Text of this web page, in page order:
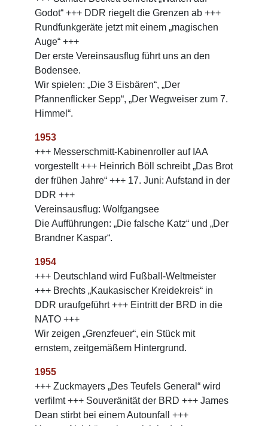
Godot“ +++ DDR riegelt die Grenzen ab +++
Rundfunkgeräte jetzt mit einem „magischen
Auge“ +++
Der erste Vereinsausflug führt uns an den
Bodensee.
Wir spielen: „Die 3 Eisbären“, „Der
Pfannenflicker Sepp“, „Der Wegweiser zum 7.
Himmel“.
1953
+++ Messerschmitt-Kabinenroller auf IAA
vorgestellt +++ Heinrich Böll schreibt „Das Brot
der frühen Jahre“ +++ 17. Juni: Aufstand in der
DDR +++
Vereinsausflug: Wolfgangsee
Die Aufführungen: „Die falsche Katz“ und „Der
Brandner Kaspar“.
1954
+++ Deutschland wird Fußball-Weltmeister
+++ Brechts „Kaukasischer Kreidekreis“ in
DDR uraufgeführt +++ Eintritt der BRD in die
NATO +++
Wir zeigen „Grenzfeuer“, ein Stück mit
ernstem, zeitgemäßem Hintergrund.
1955
+++ Zuckmayers „Des Teufels General“ wird
verfilmt +++ Souveränität der BRD +++ James
Dean stirbt bei einem Autounfall +++